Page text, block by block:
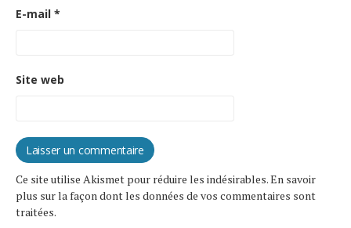
E-mail *
Site web
Ce site utilise Akismet pour réduire les indésirables.En savoir
plus sur la façon dont les données de vos commentaires sont
traitées.